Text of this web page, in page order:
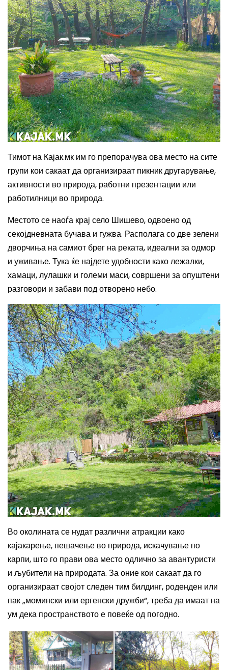
Тимот на Кајак.мк им го препорачува ова место на сите
групи кои сакаат да организираат пикник другарување,
активности во природа, работни презентации или
работилници во природа.
Местото се наоѓа крај село Шишево, одвоено од
секојдневната бучава и гужва. Располага со две зелени
дворчиња на самиот брег на реката, идеални за одмор
и уживање. Тука ќе најдете удобности како лежалки,
хамаци, лулашки и големи маси, совршени за опуштени
разговори и забави под отворено небо.
Во околината се нудат различни атракции како
кајакарење, пешачење во природа, искачување по
карпи, што го прави ова место одлично за авантуристи
и љубители на природата. За оние кои сакаат да го
организираат својот следен тим билдинг, роденден или
пак „момински или ергенски дружби“, треба да имаат на
ум дека пространството е повеќе од погодно.